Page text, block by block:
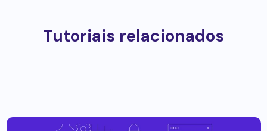
Tutoriais relacionados